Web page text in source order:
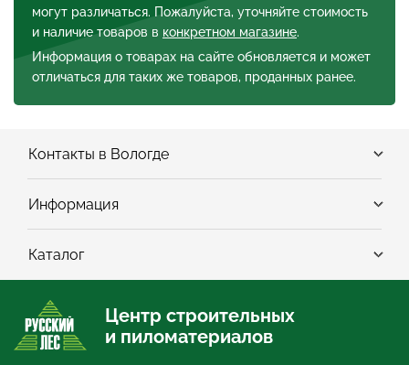
могут различаться. Пожалуйста, уточняйте стоимость
и наличие товаров в конкретном магазине.
Информация о товарах на сайте обновляется и может
отличаться для таких же товаров, проданных ранее.
Контакты в Вологде
Информация
Каталог
Центр строительных
и пиломатериалов